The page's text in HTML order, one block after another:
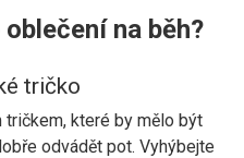
na běh?
tričko
které by mělo být
odvádět pot. Vyhýbejte